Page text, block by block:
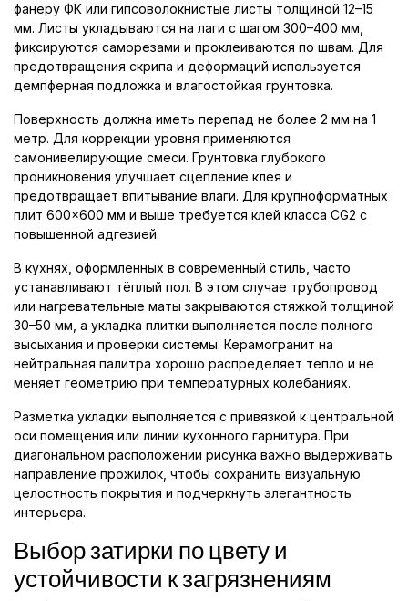
фанеру ФК или гипсоволокнистые листы толщиной 12–15
мм. Листы укладываются на лаги с шагом 300–400 мм,
фиксируются саморезами и проклеиваются по швам. Для
предотвращения скрипа и деформаций используется
демпферная подложка и влагостойкая грунтовка.
Поверхность должна иметь перепад не более 2 мм на 1
метр. Для коррекции уровня применяются
самонивелирующие смеси. Грунтовка глубокого
проникновения улучшает сцепление клея и
предотвращает впитывание влаги. Для крупноформатных
плит 600×600 мм и выше требуется клей класса CG2 с
повышенной адгезией.
В кухнях, оформленных в современный стиль, часто
устанавливают тёплый пол. В этом случае трубопровод
или нагревательные маты закрываются стяжкой толщиной
30–50 мм, а укладка плитки выполняется после полного
высыхания и проверки системы. Керамогранит на
нейтральная палитра хорошо распределяет тепло и не
меняет геометрию при температурных колебаниях.
Разметка укладки выполняется с привязкой к центральной
оси помещения или линии кухонного гарнитура. При
диагональном расположении рисунка важно выдерживать
направление прожилок, чтобы сохранить визуальную
целостность покрытия и подчеркнуть элегантность
интерьера.
Выбор затирки по цвету и
устойчивости к загрязнениям